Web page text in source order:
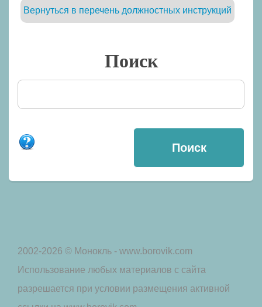
Вернуться в перечень должностных инструкций
Поиск
2002-2026 © Монокль - www.borovik.com
Использование любых материалов с сайта
разрешается при условии размещения активной